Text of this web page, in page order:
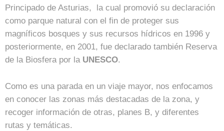
Principado de Asturias, la cual promovió su declaración
como parque natural con el fin de proteger sus
magníficos bosques y sus recursos hídricos en 1996 y
posteriormente, en 2001, fue declarado también Reserva
de la Biosfera por la UNESCO.
Como es una parada en un viaje mayor, nos enfocamos
en conocer las zonas más destacadas de la zona, y
recoger información de otras, planes B, y diferentes
rutas y temáticas.